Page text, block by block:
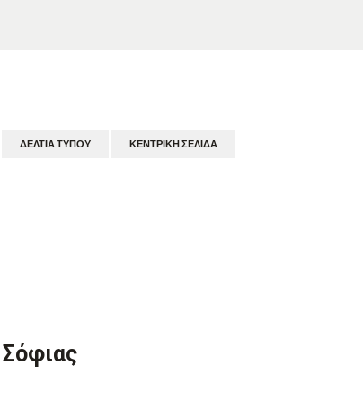
ΔΕΛΤΊΑ ΤΎΠΟΥ ΚΕΝΤΡΙΚΉ ΣΕΛΊΔΑ